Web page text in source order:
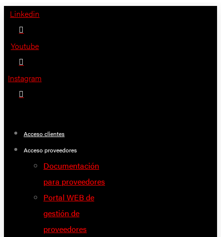
Saltar
contenido
Linkedin
Youtube
Instagram
Acceso clientes
Acceso proveedores
Documentación
para proveedores
Portal WEB de
gestión de
proveedores